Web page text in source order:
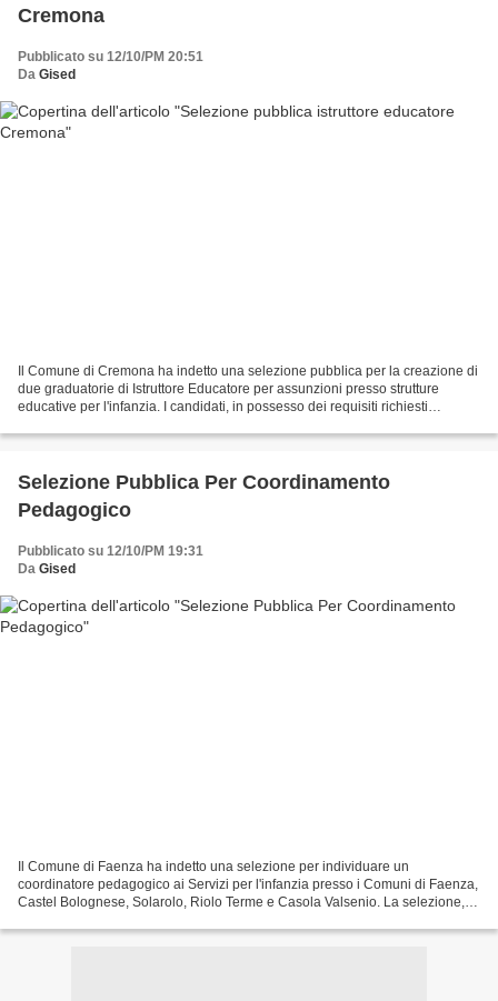
Cremona
Pubblicato su 12/10/PM 20:51
Da Gised
Il Comune di Cremona ha indetto una selezione pubblica per la creazione di
due graduatorie di Istruttore Educatore per assunzioni presso strutture
educative per l'infanzia. I candidati, in possesso dei requisiti richiesti
Selezione Pubblica Per Coordinamento
Pedagogico
Pubblicato su 12/10/PM 19:31
Da Gised
Il Comune di Faenza ha indetto una selezione per individuare un
coordinatore pedagogico ai Servizi per l'infanzia presso i Comuni di Faenza,
Castel Bolognese, Solarolo, Riolo Terme e Casola Valsenio. La selezione, è